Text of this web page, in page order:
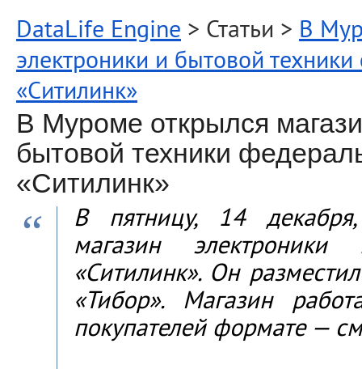
DataLife Engine > Статьи > В
электроники и бытовой
«Ситилинк»
В Муроме открылся
бытовой техники
«Ситилинк»
В пятницу, 14
магазин
«Ситилинк». Он
«Тибор». Магазин
покупателей формате —